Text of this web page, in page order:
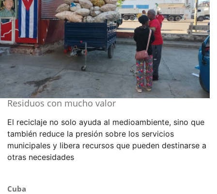
Residuos con mucho valor
El reciclaje no solo ayuda al medioambiente, sino que
también reduce la presión sobre los servicios
municipales y libera recursos que pueden destinarse a
otras necesidades
Cuba